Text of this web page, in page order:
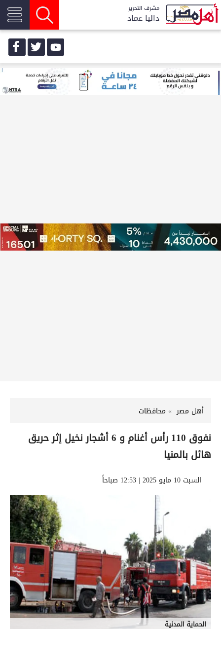
مشرف التحرير
داليا عماد
أهل مصر محافظات
نفوق 110 رأس أغنام و 6 أشجار نخيل إثر حريق
هائل بالمنيا
السبت 10 مايو 2025 | 12:53 صباحاً
الحماية المدنية